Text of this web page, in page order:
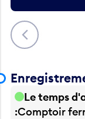
Précédent
Le temps
Comptoir